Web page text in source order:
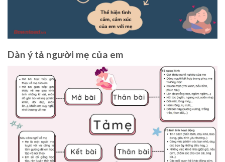
Dàn ý tả người mẹ của em